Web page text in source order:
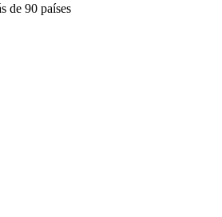
de 90 países